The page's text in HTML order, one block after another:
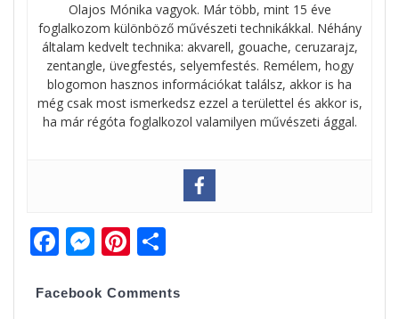
Olajos Mónika vagyok. Már több, mint 15 éve
foglalkozom különböző művészeti technikákkal. Néhány
általam kedvelt technika: akvarell, gouache, ceruzarajz,
zentangle, üvegfestés, selyemfestés. Remélem, hogy
blogomon hasznos információkat találsz, akkor is ha
még csak most ismerkedsz ezzel a területtel és akkor is,
ha már régóta foglalkozol valamilyen művészeti ággal.
F
e
M
ss
Pi
er za
Facebook Comments